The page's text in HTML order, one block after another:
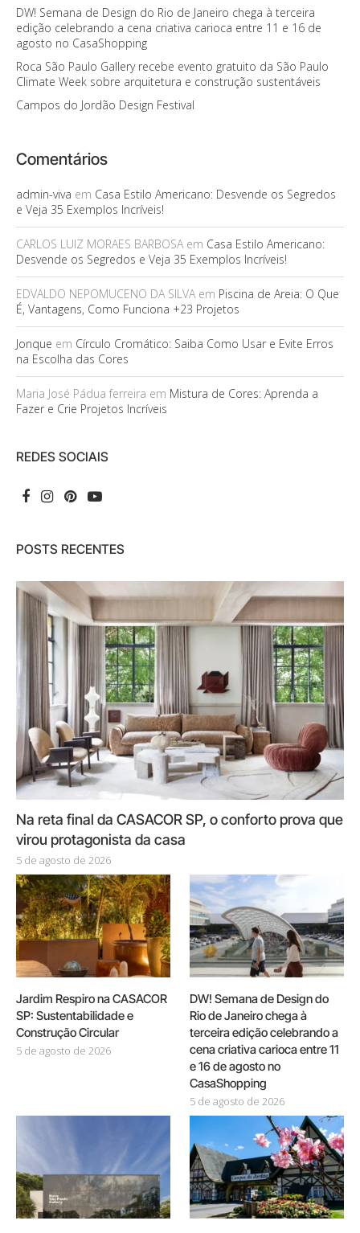
DW! Semana de Design do Rio de Janeiro chega à terceira
edição celebrando a cena criativa carioca entre 11 e 16 de
agosto no CasaShopping
Roca São Paulo Gallery recebe evento gratuito da São Paulo
Climate Week sobre arquitetura e construção sustentáveis
Campos do Jordão Design Festival
Comentários
admin-viva em Casa Estilo Americano: Desvende os Segredos
e Veja 35 Exemplos Incríveis!
CARLOS LUIZ MORAES BARBOSAem Casa Estilo Americano:
Desvende os Segredos e Veja 35 Exemplos Incríveis!
EDVALDO NEPOMUCENO DA SILVAem Piscina de Areia: O Que
É, Vantagens, Como Funciona +23 Projetos
Jonque em Círculo Cromático: Saiba Como Usar e Evite Erros
na Escolha das Cores
Maria José Pádua ferreira em Mistura de Cores: Aprenda a
Fazer e Crie Projetos Incríveis
REDES SOCIAIS
POSTS RECENTES
Na reta final da CASACOR SP, o conforto prova que
virou protagonista da casa
5 de agosto de 2026
Jardim Respiro na CASACOR
SP: Sustentabilidade e
Construção Circular
5 de agosto de 2026
DW! Semana de Design do
Rio de Janeiro chega à
terceira edição celebrando a
cena criativa carioca entre 11
e 16 de agosto no
CasaShopping
5 de agosto de 2026